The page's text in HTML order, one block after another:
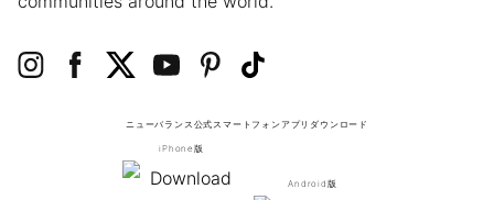
ニューバランス公式スマートフォンアプリ ダウンロード
iPhone版
Android版